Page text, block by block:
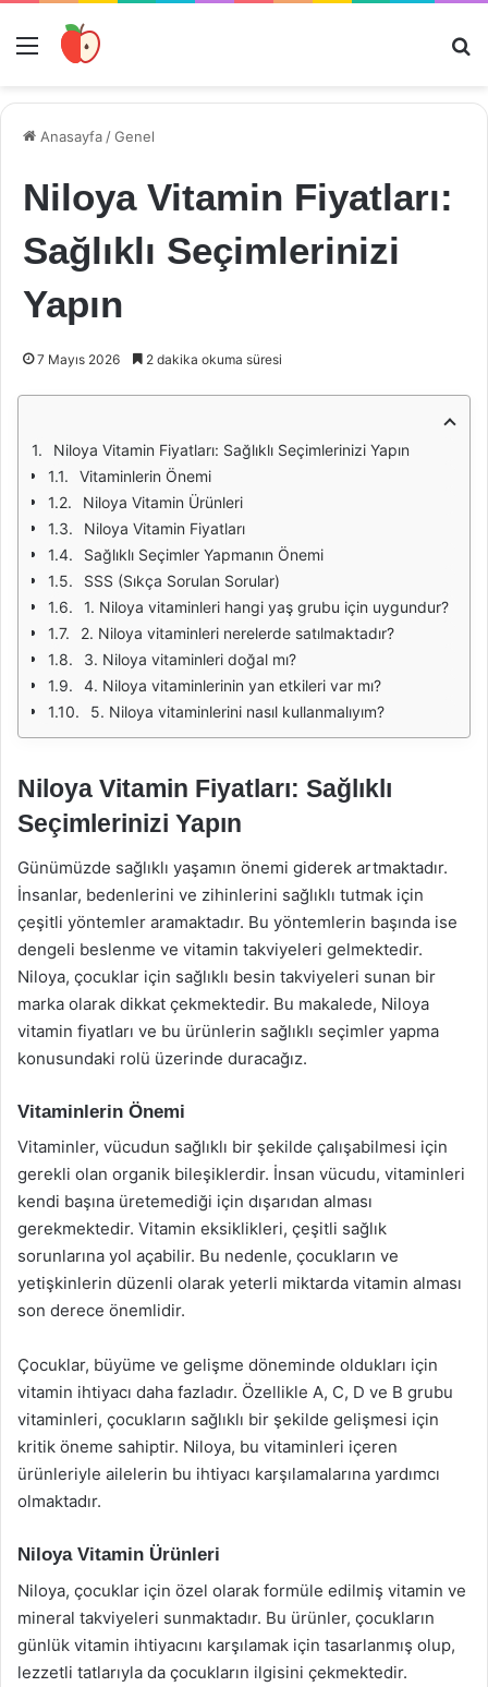
Menü
Anasayfa /Genel
Niloya Vitamin Fiyatları:
Sağlıklı Seçimlerinizi
Yapın
7 Mayıs 2026 2 dakika okuma süresi
Niloya Vitamin Fiyatları: Sağlıklı Seçimlerinizi Yapın
Vitaminlerin Önemi
Niloya Vitamin Ürünleri
Niloya Vitamin Fiyatları
Sağlıklı Seçimler Yapmanın Önemi
SSS (Sıkça Sorulan Sorular)
1. Niloya vitaminleri hangi yaş grubu için uygundur?
2. Niloya vitaminleri nerelerde satılmaktadır?
3. Niloya vitaminleri doğal mı?
4. Niloya vitaminlerinin yan etkileri var mı?
5. Niloya vitaminlerini nasıl kullanmalıyım?
Niloya Vitamin Fiyatları: Sağlıklı
Seçimlerinizi Yapın
Günümüzde sağlıklı yaşamın önemi giderek artmaktadır.
İnsanlar, bedenlerini ve zihinlerini sağlıklı tutmak için
çeşitli yöntemler aramaktadır. Bu yöntemlerin başında ise
dengeli beslenme ve vitamin takviyeleri gelmektedir.
Niloya, çocuklar için sağlıklı besin takviyeleri sunan bir
marka olarak dikkat çekmektedir. Bu makalede, Niloya
vitamin fiyatları ve bu ürünlerin sağlıklı seçimler yapma
konusundaki rolü üzerinde duracağız.
Vitaminlerin Önemi
Vitaminler, vücudun sağlıklı bir şekilde çalışabilmesi için
gerekli olan organik bileşiklerdir. İnsan vücudu, vitaminleri
kendi başına üretemediği için dışarıdan alması
gerekmektedir. Vitamin eksiklikleri, çeşitli sağlık
sorunlarına yol açabilir. Bu nedenle, çocukların ve
yetişkinlerin düzenli olarak yeterli miktarda vitamin alması
son derece önemlidir.
Çocuklar, büyüme ve gelişme döneminde oldukları için
vitamin ihtiyacı daha fazladır. Özellikle A, C, D ve B grubu
vitaminleri, çocukların sağlıklı bir şekilde gelişmesi için
kritik öneme sahiptir. Niloya, bu vitaminleri içeren
ürünleriyle ailelerin bu ihtiyacı karşılamalarına yardımcı
olmaktadır.
Niloya Vitamin Ürünleri
Niloya, çocuklar için özel olarak formüle edilmiş vitamin ve
mineral takviyeleri sunmaktadır. Bu ürünler, çocukların
günlük vitamin ihtiyacını karşılamak için tasarlanmış olup,
lezzetli tatlarıyla da çocukların ilgisini çekmektedir.